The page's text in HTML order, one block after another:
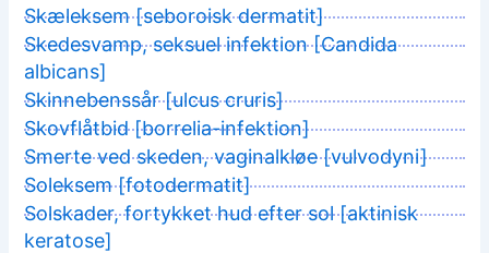
Skæleksem [seboroisk dermatit]
Skedesvamp, seksuel infektion [Candida
albicans]
Skinnebenssår [ulcus cruris]
Skovflåtbid [borrelia-infektion]
Smerte ved skeden, vaginalkløe [vulvodyni]
Soleksem [fotodermatit]
Solskader, fortykket hud efter sol [aktinisk
keratose]